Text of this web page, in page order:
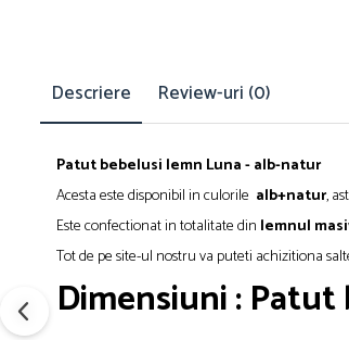
Descriere Review-uri (0)
Patut bebelusi lemn Luna - alb-natur
Acesta este disponibil in culorile alb+natur,
Este confectionat in totalitate din lemnul
Tot de pe site-ul nostru va puteti achizitiona
Dimensiuni :